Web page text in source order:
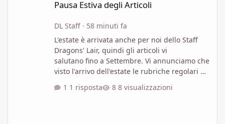
Pausa Estiva degli Articoli
DL Staff· 58 minuti fa
L'estate è arrivata anche per noi dello Staff
Dragons' Lair, quindi gli articoli vi
salutano fino a Settembre. Vi annunciamo che
visto l'arrivo dell'estate le rubriche regolari di
saranno sospesi fino a Settembre, così da
1 risposta 8 visualizzazioni